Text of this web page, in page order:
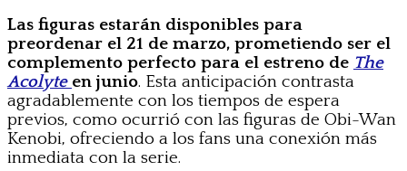
Las figuras estarán disponibles para
preordenar el 21 de marzo, prometiendo ser el
complemento perfecto para el estreno de The
Acolyte en junio. Esta anticipación contrasta
agradablemente con los tiempos de espera
previos, como ocurrió con las figuras de Obi-Wan
Kenobi, ofreciendo a los fans una conexión más
inmediata con la serie.